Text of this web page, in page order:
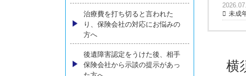
コンテンツメニュー
初めての方へ
弁護士に依頼するかどうかお悩
みの方へ